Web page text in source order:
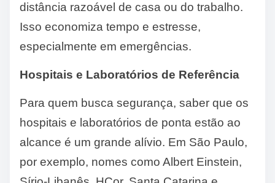
distância razoável de casa ou do trabalho.
Isso economiza tempo e estresse,
especialmente em emergências.
Hospitais e Laboratórios de Referência
Para quem busca segurança, saber que os
hospitais e laboratórios de ponta estão ao
alcance é um grande alívio. Em São Paulo,
por exemplo, nomes como Albert Einstein,